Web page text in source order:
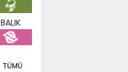
BALIK
TÜMÜ